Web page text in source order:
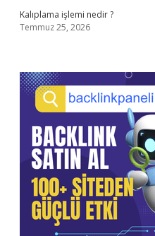
Kalıplama işlemi nedir ?
Temmuz 25, 2026